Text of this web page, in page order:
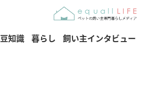
豆知識 暮らし 飼い主インタビュー